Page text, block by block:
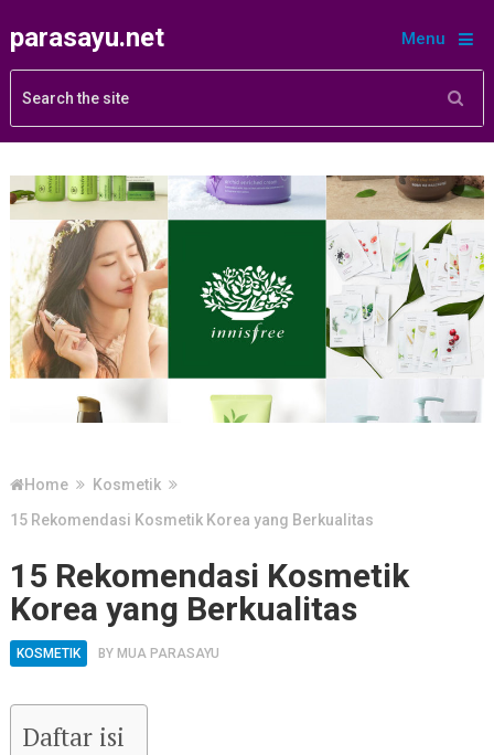
parasayu.net Menu
Home
Kosmetik
15 Rekomendasi Kosmetik Korea yang Berkualitas
15 Rekomendasi Kosmetik
Korea yang Berkualitas
KOSMETIK BY MUA PARASAYU
Daftar isi